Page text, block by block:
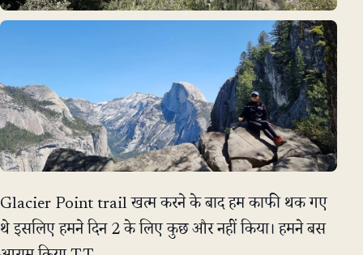
Glacier Point trail खत्म करने के बाद हम काफी थक गए
थे इसलिए हमने दिन 2 के लिए कुछ और नहीं किया। हमने बस